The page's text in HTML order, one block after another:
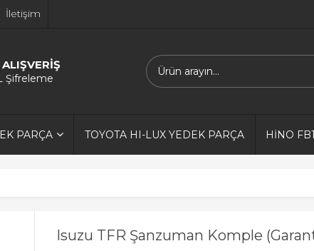
İletişim
Şifreleme
PARÇA TOYOTA HI-LUX YEDEK PARÇA HİNO
Isuzu TFR Şanzuman Komple